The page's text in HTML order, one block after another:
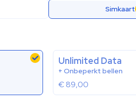
Simkaart
Unlimited Data
+ Onbeperkt bellen
€89,00